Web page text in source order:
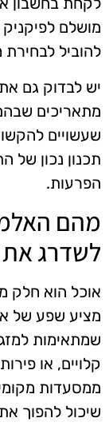
מושלם
להוביל
יש לבדוק גם
מתאריכים
שעשויים
תכנון נכון של
הפרעות.
מהם
לשדרג
אוכל הוא חלק
מציע שפע של
שמתאימות
קלויים, או
ממסעדות
שיכול להפוך